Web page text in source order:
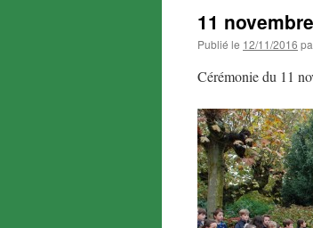
11
Publié le 12/11/2016
Cérémonie du 11